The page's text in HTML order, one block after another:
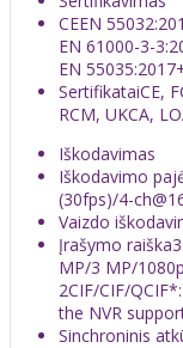
CEEN
EN 61000-3-
EN
SertifikataiCE,
RCM, UKCA,
Iškodavimas
Iškodavimo
(30fps)/4-
Vaizdo
Įrašymo raiška
MP/3 MP/
2CIF/CIF/
the NVR
Sinchroninis